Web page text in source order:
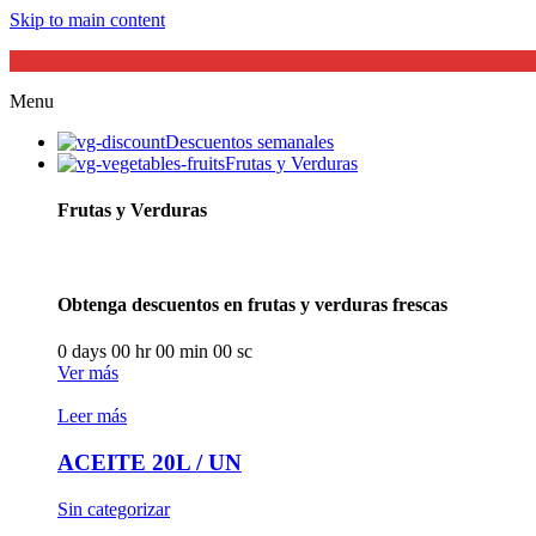
Skip to main content
Menu
Descuentos semanales
Frutas y Verduras
Frutas y Verduras
Obtenga descuentos en frutas y verduras frescas
0 days 00 hr00 min 00 sc
Ver más
Leer más
ACEITE 20L / UN
Sin categorizar